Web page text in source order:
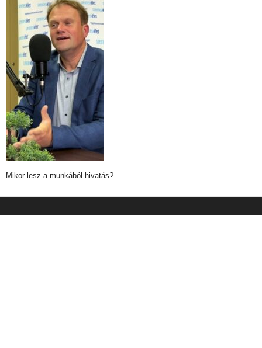
Mikor lesz a munkából hivatás?…